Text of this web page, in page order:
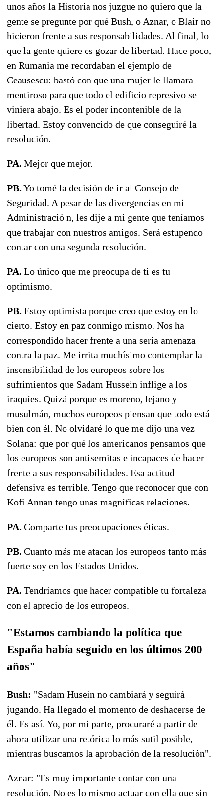
unos años la Historia nos juzgue no quiero que la
gente se pregunte por qué Bush, o Aznar, o Blair no
hicieron frente a sus responsabilidades. Al final, lo
que la gente quiere es gozar de libertad. Hace poco,
en Rumania me recordaban el ejemplo de
Ceausescu: bastó con que una mujer le llamara
mentiroso para que todo el edificio represivo se
viniera abajo. Es el poder incontenible de la
libertad. Estoy convencido de que conseguiré la
resolución.
PA. Mejor que mejor.
PB. Yo tomé la decisión de ir al Consejo de
Seguridad. A pesar de las divergencias en mi
Administració n, les dije a mi gente que teníamos
que trabajar con nuestros amigos. Será estupendo
contar con una segunda resolución.
PA. Lo único que me preocupa de ti es tu
optimismo.
PB. Estoy optimista porque creo que estoy en lo
cierto. Estoy en paz conmigo mismo. Nos ha
correspondido hacer frente a una seria amenaza
contra la paz. Me irrita muchísimo contemplar la
insensibilidad de los europeos sobre los
sufrimientos que Sadam Hussein inflige a los
iraquíes. Quizá porque es moreno, lejano y
musulmán, muchos europeos piensan que todo está
bien con él. No olvidaré lo que me dijo una vez
Solana: que por qué los americanos pensamos que
los europeos son antisemitas e incapaces de hacer
frente a sus responsabilidades. Esa actitud
defensiva es terrible. Tengo que reconocer que con
Kofi Annan tengo unas magníficas relaciones.
PA. Comparte tus preocupaciones éticas.
PB. Cuanto más me atacan los europeos tanto más
fuerte soy en los Estados Unidos.
PA. Tendríamos que hacer compatible tu fortaleza
con el aprecio de los europeos.
"Estamos cambiando la política que
España había seguido en los últimos 200
años"
Bush: "Sadam Husein no cambiará y seguirá
jugando. Ha llegado el momento de deshacerse de
él. Es así. Yo, por mi parte, procuraré a partir de
ahora utilizar una retórica lo más sutil posible,
mientras buscamos la aprobación de la resolución".
Aznar: "Es muy importante contar con una
resolución. No es lo mismo actuar con ella que sin